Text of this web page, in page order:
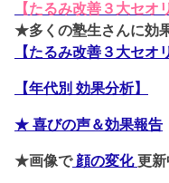
【たるみ改善３大セオ
★多くの塾生さんに効
【たるみ改善３大セオ
【年代別 効果分析】
★ 喜びの声＆効果報告
★画像で顔の変化 更新